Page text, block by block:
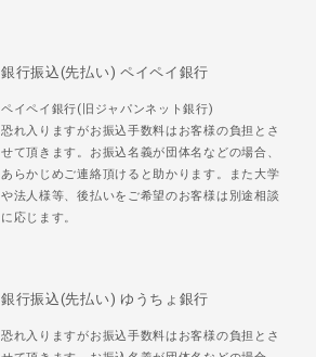
銀行振込(先払い) ペイペイ銀行
ペイペイ銀行(旧ジャパンネット銀行)
恐れ入りますがお振込手数料はお客様の負担とさ
せて頂きます。お振込名義が団体名などの場合、
あらかじめご連絡頂けると助かります。また大学
や法人様等、後払いをご希望のお客様は別途相談
に応じます。
銀行振込(先払い) ゆうちょ銀行
恐れ入りますがお振込手数料はお客様の負担とさ